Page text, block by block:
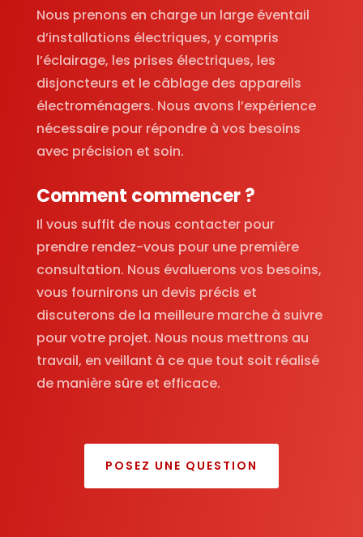
Nous prenons en charge un large éventail
d’installations électriques, y compris
l’éclairage, les prises électriques, les
disjoncteurs et le câblage des appareils
électroménagers. Nous avons l’expérience
nécessaire pour répondre à vos besoins
avec précision et soin.
Comment commencer ?
Il vous suffit de nous contacter pour
prendre rendez-vous pour une première
consultation. Nous évaluerons vos besoins,
vous fournirons un devis précis et
discuterons de la meilleure marche à suivre
pour votre projet. Nous nous mettrons au
travail, en veillant à ce que tout soit réalisé
de manière sûre et efficace.
POSEZ UNE QUESTION